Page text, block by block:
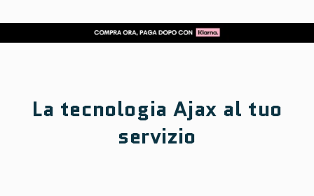
La tecnologia Ajax al tuo
servizio